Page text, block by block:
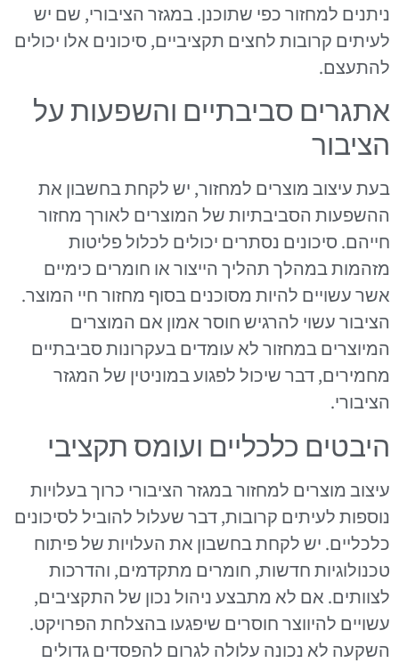
ניתנים למחזור כפי שתוכנן. במגזר הציבורי, שם יש
לעיתים קרובות לחצים תקציביים, סיכונים אלו יכולים
להתעצם.
אתגרים סביבתיים והשפעות על
הציבור
בעת עיצוב מוצרים למחזור, יש לקחת בחשבון את
ההשפעות הסביבתיות של המוצרים לאורך מחזור
חייהם. סיכונים נסתרים יכולים לכלול פליטות
מזהמות במהלך תהליך הייצור או חומרים כימיים
אשר עשויים להיות מסוכנים בסוף מחזור חיי המוצר.
הציבור עשוי להרגיש חוסר אמון אם המוצרים
המיוצרים במחזור לא עומדים בעקרונות סביבתיים
מחמירים, דבר שיכול לפגוע במוניטין של המגזר
הציבורי.
היבטים כלכליים ועומס תקציבי
עיצוב מוצרים למחזור במגזר הציבורי כרוך בעלויות
נוספות לעיתים קרובות, דבר שעלול להוביל לסיכונים
כלכליים. יש לקחת בחשבון את העלויות של פיתוח
טכנולוגיות חדשות, חומרים מתקדמים, והדרכות
לצוותים. אם לא מתבצע ניהול נכון של התקציבים,
עשויים להיווצר חוסרים שיפגעו בהצלחת הפרויקט.
השקעה לא נכונה עלולה לגרום להפסדים גדולים